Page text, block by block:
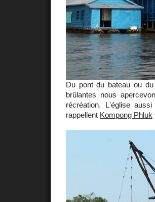
Du pont du bateau ou
brûlantes nous
récréation. L'église
rappellent Kompong Phluk